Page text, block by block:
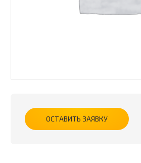
ОСТАВИТЬ ЗАЯВКУ